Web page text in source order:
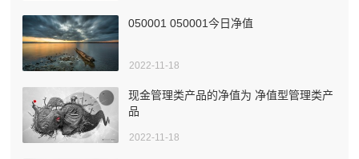
050001 050001今日净值
2022-11-18
现金管理类产品的净值为 净值型管理类产
品
2022-11-18